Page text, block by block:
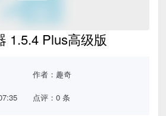
1.5.4 Plus高级版
作者：趣奇
点评：0 条